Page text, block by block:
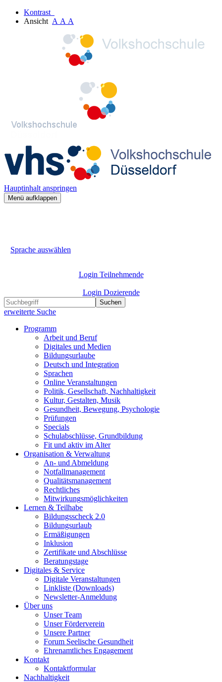
Kontrast
Ansicht A A A
Hauptinhalt anspringen
Menü aufklappen
Sprache auswählen
Login Teilnehmende
Login Dozierende
Suchen
erweiterte Suche
Programm
Arbeit und Beruf
Digitales und Medien
Bildungsurlaube
Deutsch und Integration
Sprachen
Online Veranstaltungen
Politik, Gesellschaft, Nachhaltigkeit
Kultur, Gestalten, Musik
Gesundheit, Bewegung, Psychologie
Prüfungen
Specials
Schulabschlüsse, Grundbildung
Fit und aktiv im Alter
Organisation & Verwaltung
An- und Abmeldung
Notfallmanagement
Qualitätsmanagement
Rechtliches
Mitwirkungsmöglichkeiten
Lernen & Teilhabe
Bildungsscheck 2.0
Bildungsurlaub
Ermäßigungen
Inklusion
Zertifikate und Abschlüsse
Beratungstage
Digitales & Service
Digitale Veranstaltungen
Linkliste (Downloads)
Newsletter-Anmeldung
Über uns
Unser Team
Unser Förderverein
Unsere Partner
Forum Seelische Gesundheit
Ehrenamtliches Engagement
Kontakt
Kontaktformular
Nachhaltigkeit